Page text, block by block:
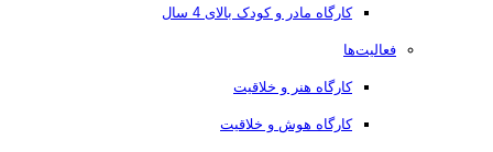
کارگاه مادر و کودک بالای 4 سال
فعالیت‌ها
کارگاه هنر و خلاقیت
کارگاه هوش و خلاقیت